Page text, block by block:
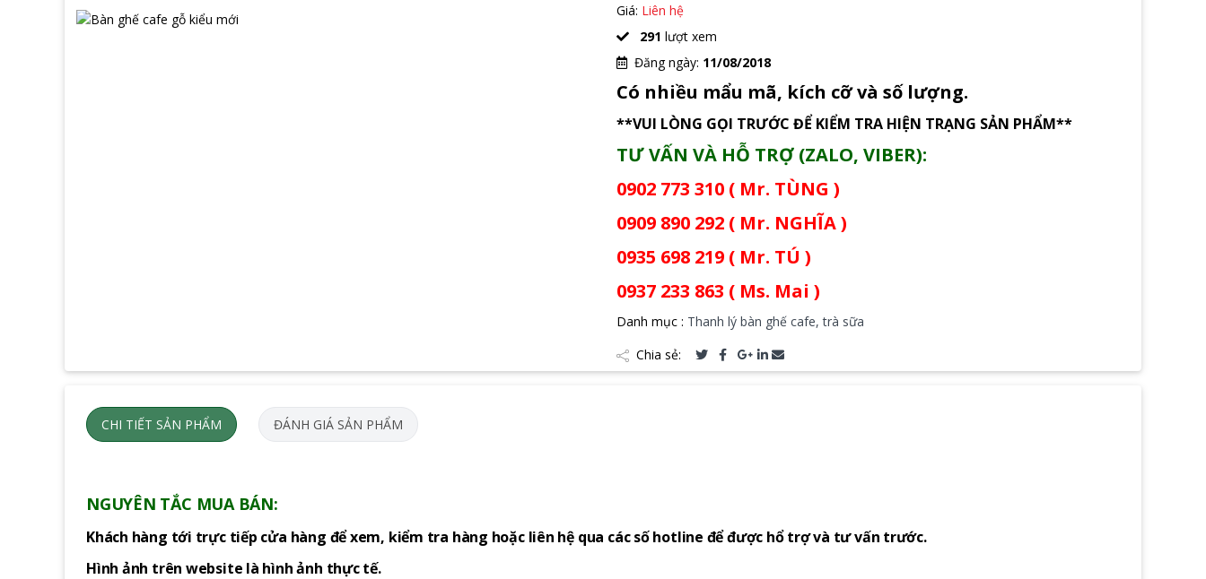
Giá: Liên hệ
291 lượt xem
Đăng ngày: 11/08/2018
Có nhiều mẩu mã, kích cỡ và số lượng.
**VUI LÒNG GỌI TRƯỚC ĐỂ KIỂM TRA HIỆN TRẠNG SẢN PHẨM**
TƯ VẤN VÀ HỖ TRỢ (ZALO, VIBER):
0902 773 310 ( Mr. TÙNG )
0909 890 292 ( Mr. NGHĨA )
0935 698 219 ( Mr. TÚ )
0937 233 863 ( Ms. Mai )
Danh mục : Thanh lý bàn ghế cafe, trà sữa
Chia sẻ:
CHI TIẾT SẢN PHẨM ĐÁNH GIÁ SẢN PHẨM
NGUYÊN TẮC MUA BÁN:
Khách hàng tới trực tiếp cửa hàng để xem, kiểm tra hàng hoặc liên hệ qua các số hotline để được hổ trợ và tư vấn trước.
Hình ảnh trên website là hình ảnh thực tế.